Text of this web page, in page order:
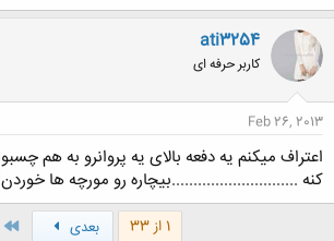
ati3254
کاربر حرفه ای
Feb 26, 2013
اعتراف میکنم یه دفعه بالای یه پروانرو به هم
کنه .............................بیچاره رو مورچه ها
1 از 33 بعدی